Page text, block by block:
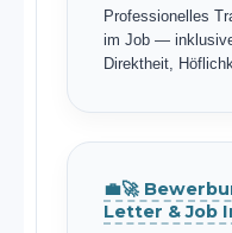
Professionelles
im Job —
Direktheit,
💼🚀
Letter & Job